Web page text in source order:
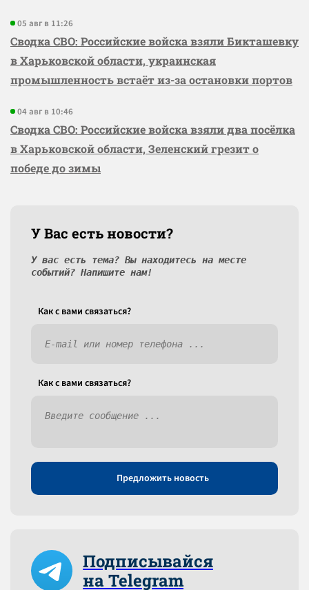
05 авг в 11:26
Сводка СВО: Российские войска взяли Бикташевку
в Харьковской области, украинская
промышленность встаёт из-за остановки портов
04 авг в 10:46
Сводка СВО: Российские войска взяли два посёлка
в Харьковской области, Зеленский грезит о
победе до зимы
У Вас есть новости?
У вас есть тема? Вы находитесь на месте
событий? Напишите нам!
Как c вами связаться?
Как c вами связаться?
Предложить новость
Подписывайся
на Telegram